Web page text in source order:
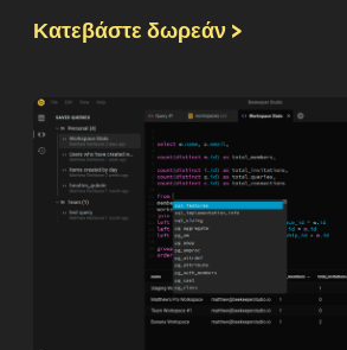
Κατεβάστε δωρεάν >